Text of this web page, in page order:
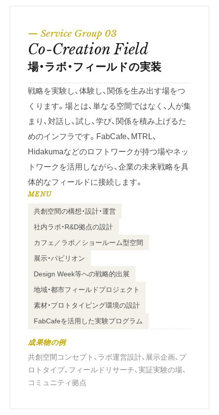
— Service Group 03
Co-Creation Field
場・ラボ・フィールドの実装
戦略を実験し、体験し、関係を生み出す場をつ
くります。場とは、単なる空間ではなく、人が集
まり、対話し、試し、学び、関係を積み上げるた
めのインフラです。FabCafe、MTRL、
Hidakumaなどのロフトワークが持つ場やネッ
トワークを活用しながら、企業の未来戦略を具
体的なフィールドに接続します。
MENU
共創空間の構想・設計・運営
社内ラボ・R&D拠点の設計
カフェ／ラボ／ショールーム型空間
展示・パビリオン
Design Week等への戦略的出展
地域・都市フィールドプロジェクト
素材・プロトタイピング環境の設計
FabCafeを活用した実験プログラム
成果物の例
共創空間コンセプト、ラボ運営設計、展示企画、プ
ロトタイプ、フィールドリサーチ、実証実験の場、
コミュニティ拠点